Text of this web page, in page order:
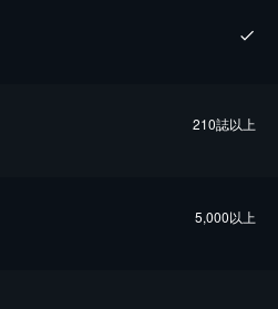
210誌以上
5,000以上